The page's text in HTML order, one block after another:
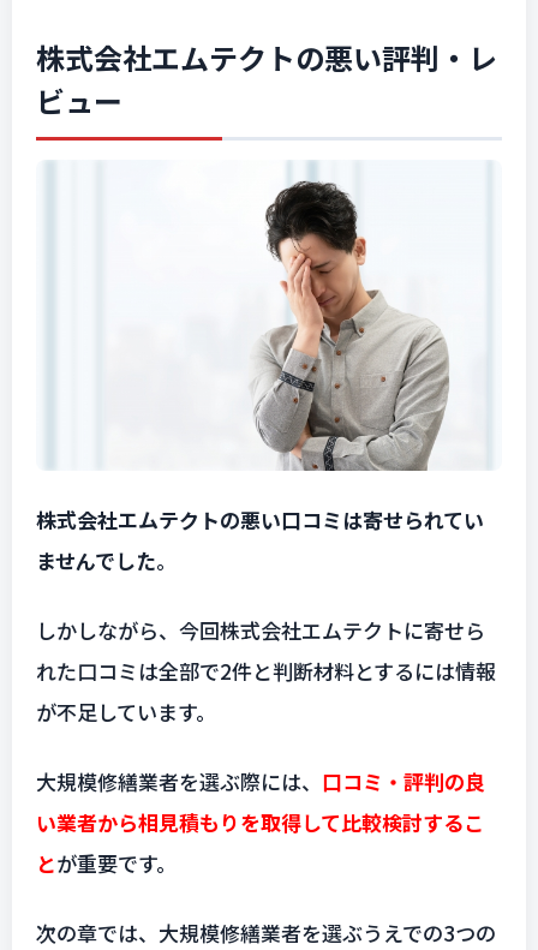
株式会社エムテクトの悪い評判・レ
ビュー
株式会社エムテクトの悪い口コミは寄せられてい
ませんでした。
しかしながら、今回株式会社エムテクトに寄せら
れた口コミは全部で2件と判断材料とするには情報
が不足しています。
大規模修繕業者を選ぶ際には、 口コミ・評判の良
い業者から相見積もりを取得して比較検討するこ
とが重要です。
次の章では、大規模修繕業者を選ぶうえでの3つの